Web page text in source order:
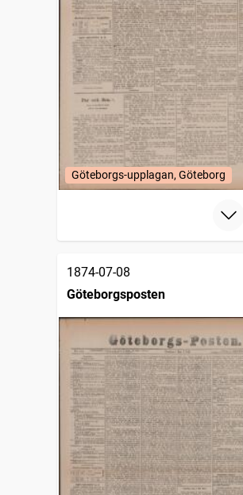
Göteborgs-upplagan, Göteborg
1874-07-08
Göteborgsposten